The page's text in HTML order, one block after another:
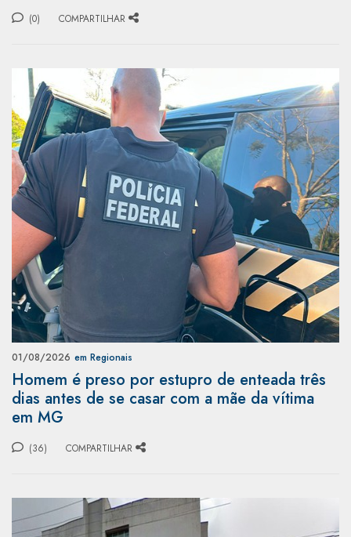
(0) COMPARTILHAR
01/08/2026 em Regionais
Homem é preso por estupro de enteada três
dias antes de se casar com a mãe da vítima
em MG
(36) COMPARTILHAR